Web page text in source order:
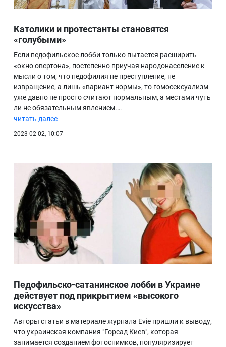
Католики и протестанты становятся
«голубыми»
Если педофильское лобби только пытается расширить
«окно овертона», постепенно приучая народонаселение к
мысли о том, что педофилия не преступление, не
извращение, а лишь «вариант нормы», то гомосексуализм
уже давно не просто считают нормальным, а местами чуть
ли не обязательным явлением.…
читать далее
2023-02-02, 10:07
Педофильско-сатанинское лобби в Украине
действует под прикрытием «высокого
искусства»
Авторы статьи в материале журнала Evie пришли к выводу,
что украинская компания "Горсад Киев", которая
занимается созданием фотоснимков, популяризирует